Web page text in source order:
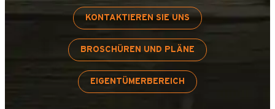
KONTAKTIEREN SIE UNS
BROSCHÜREN UND PLÄNE
EIGENTÜMERBEREICH